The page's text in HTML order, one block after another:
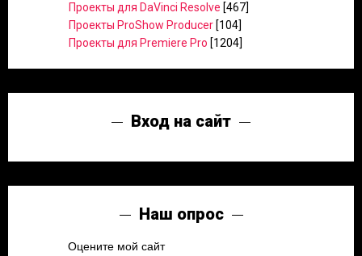
Проекты для DaVinci Resolve [467]
Проекты ProShow Producer [104]
Проекты для Premiere Pro [1204]
Вход на сайт
Наш опрос
Оцените мой сайт